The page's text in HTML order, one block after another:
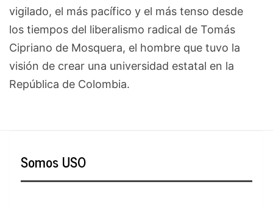
vigilado, el más pacífico y el más tenso desde
los tiempos del liberalismo radical de Tomás
Cipriano de Mosquera, el hombre que tuvo la
visión de crear una universidad estatal en la
República de Colombia.
Somos USO